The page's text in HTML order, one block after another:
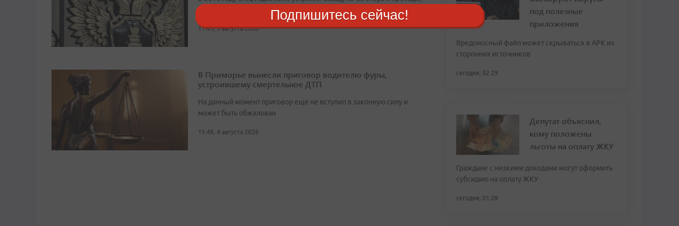
жестоко расправились с семейной парой и сожгли машину
11:49, 5 августа 2026
В Приморье вынесли приговор водителю фуры,
устроившему смертельное ДТП
На данный момент приговор еще не вступил в законную силу и
может быть обжалован
15:48, 4 августа 2026
под полезные
приложения
Вредоносный файл может скрываться в APK из
сторонних источников
сегодня, 02:29
Депутат объяснил,
кому положены
льготы на оплату ЖКУ
Граждане с низкими доходами могут оформить
субсидию на оплату ЖКУ
сегодня, 01:28
Подпишитесь сейчас!